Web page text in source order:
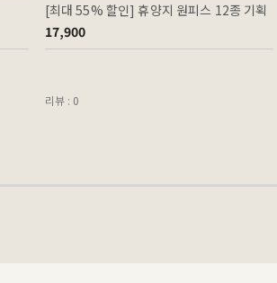
[최대 55% 할인] 휴양지 원피스 12종 기획
17,900
리뷰 : 0